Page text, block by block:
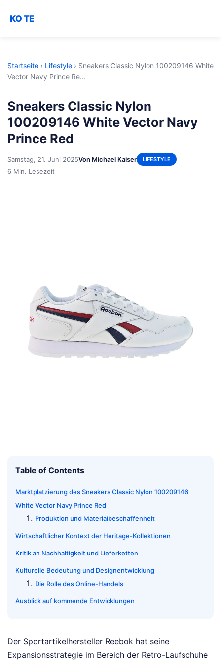
KO TE
Startseite › Lifestyle › Sneakers Classic Nylon 100209146 White
Vector Navy Prince Re...
Sneakers Classic Nylon
100209146 White Vector Navy
Prince Red
Samstag, 21. Juni 2025Von Michael Kaiser LIFESTYLE
6 Min. Lesezeit
Table of Contents
Marktplatzierung des Sneakers Classic Nylon 100209146
White Vector Navy Prince Red
Produktion und Materialbeschaffenheit
Wirtschaftlicher Kontext der Heritage-Kollektionen
Kritik an Nachhaltigkeit und Lieferketten
Kulturelle Bedeutung und Designentwicklung
Die Rolle des Online-Handels
Ausblick auf kommende Entwicklungen
Der Sportartikelhersteller Reebok hat seine
Expansionsstrategie im Bereich der Retro-Laufschuhe